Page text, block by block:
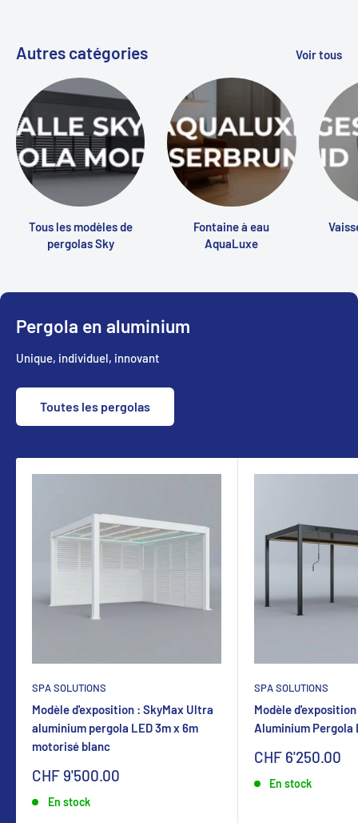
Autres catégories Voir tous
Tous les modèles de
pergolas Sky
Fontaine à eau
AquaLuxe
Pergola en aluminium
Unique, individuel, innovant
Toutes les pergolas
SPA SOLUTIONS
Modèle d'exposition : SkyMax Ultra
aluminium pergola LED 3m x 6m
motorisé blanc
Sonderpreis
CHF 9'500.00
En stock
SPA SOLUTIONS
Modèle
Aluminium Pergola
Sonderpreis
CHF 6'250.00
En stock